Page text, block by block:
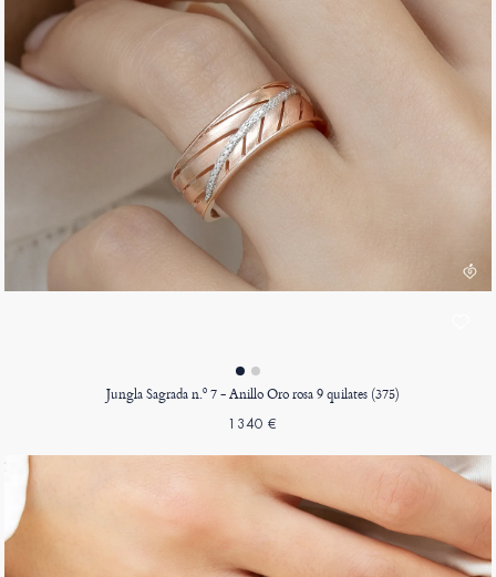
Jungla Sagrada n.º 7 - Anillo Oro rosa 9 quilates (375)
1340 €